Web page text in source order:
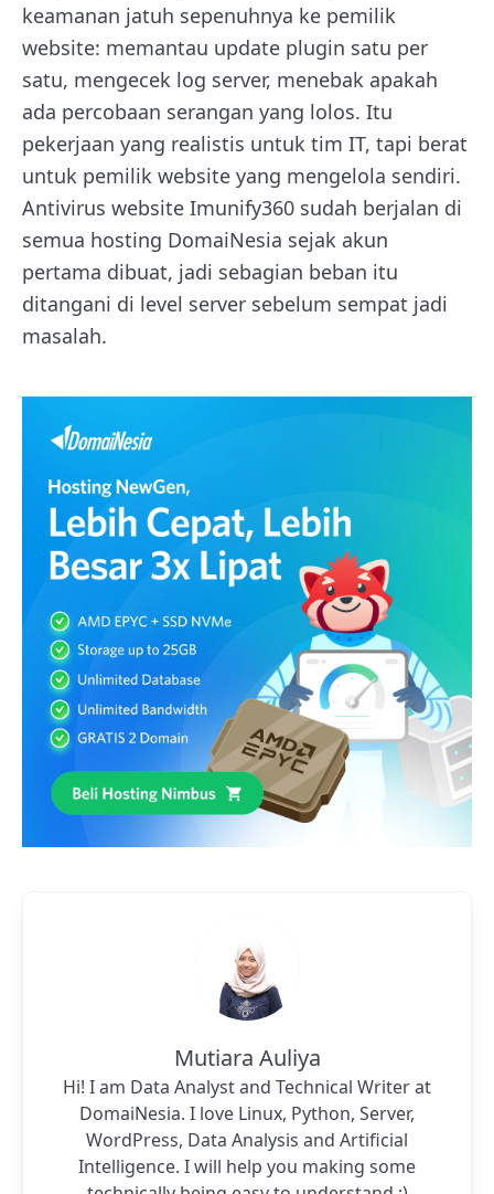
keamanan jatuh sepenuhnya ke pemilik
website: memantau update plugin satu per
satu, mengecek log server, menebak apakah
ada percobaan serangan yang lolos. Itu
pekerjaan yang realistis untuk tim IT, tapi berat
untuk pemilik website yang mengelola sendiri.
Antivirus website Imunify360 sudah berjalan di
semua hosting DomaiNesia sejak akun
pertama dibuat, jadi sebagian beban itu
ditangani di level server sebelum sempat jadi
masalah.
Mutiara Auliya
Hi! I am Data Analyst and Technical Writer at
DomaiNesia. I love Linux, Python, Server,
WordPress, Data Analysis and Artificial
Intelligence. I will help you making some